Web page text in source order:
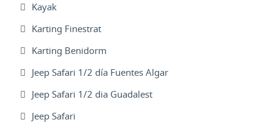
Kayak
Karting Finestrat
Karting Benidorm
Jeep Safari 1/2 día Fuentes Algar
Jeep Safari 1/2 dia Guadalest
Jeep Safari